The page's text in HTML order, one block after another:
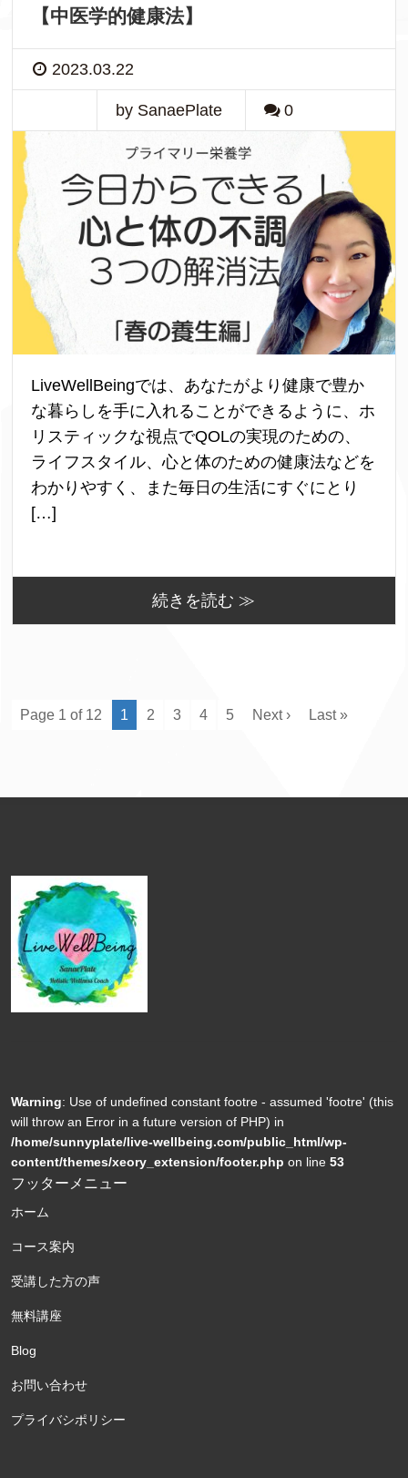
【中医学的健康法】
2023.03.22
by SanaePlate 0
LiveWellBeingでは、あなたがより健康で豊か
な暮らしを手に入れることができるように、ホ
リスティックな視点でQOLの実現のための、
ライフスタイル、心と体のための健康法などを
わかりやすく、また毎日の生活にすぐにとり
[…]
続きを読む ≫
Page 1 of 12 1 2 3 4 5 Next › Last »
Warning: Use of undefined constant footre - assumed 'footre' (this
will throw an Error in a future version of PHP) in
/home/sunnyplate/live-wellbeing.com/public_html/wp-
content/themes/xeory_extension/footer.php on line 53
フッターメニュー
ホーム
コース案内
受講した方の声
無料講座
Blog
お問い合わせ
プライバシポリシー